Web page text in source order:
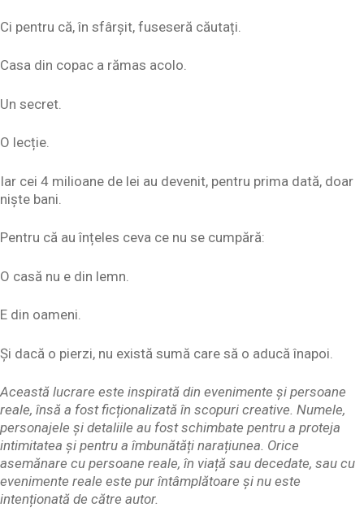
Ci pentru că, în sfârșit, fuseseră căutați.
Casa din copac a rămas acolo.
Un secret.
O lecție.
Iar cei 4 milioane de lei au devenit, pentru prima dată, doar
niște bani.
Pentru că au înțeles ceva ce nu se cumpără:
O casă nu e din lemn.
E din oameni.
Și dacă o pierzi, nu există sumă care să o aducă înapoi.
Această lucrare este inspirată din evenimente și persoane
reale, însă a fost ficționalizată în scopuri creative. Numele,
personajele și detaliile au fost schimbate pentru a proteja
intimitatea și pentru a îmbunătăți narațiunea. Orice
asemănare cu persoane reale, în viață sau decedate, sau cu
evenimente reale este pur întâmplătoare și nu este
intenționată de către autor.